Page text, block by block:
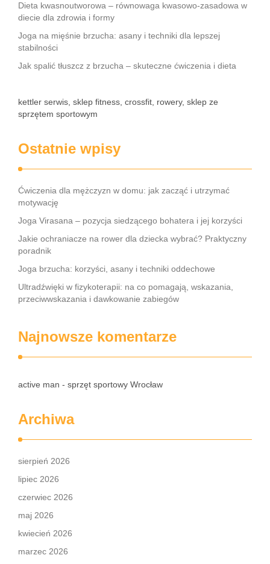
Dieta kwasnoutworowa – równowaga kwasowo-zasadowa w
diecie dla zdrowia i formy
Joga na mięśnie brzucha: asany i techniki dla lepszej
stabilności
Jak spalić tłuszcz z brzucha – skuteczne ćwiczenia i dieta
kettler serwis, sklep fitness, crossfit, rowery, sklep ze
sprzętem sportowym
Ostatnie wpisy
Ćwiczenia dla mężczyzn w domu: jak zacząć i utrzymać
motywację
Joga Virasana – pozycja siedzącego bohatera i jej korzyści
Jakie ochraniacze na rower dla dziecka wybrać? Praktyczny
poradnik
Joga brzucha: korzyści, asany i techniki oddechowe
Ultradźwięki w fizykoterapii: na co pomagają, wskazania,
przeciwwskazania i dawkowanie zabiegów
Najnowsze komentarze
active man - sprzęt sportowy Wrocław
Archiwa
sierpień 2026
lipiec 2026
czerwiec 2026
maj 2026
kwiecień 2026
marzec 2026